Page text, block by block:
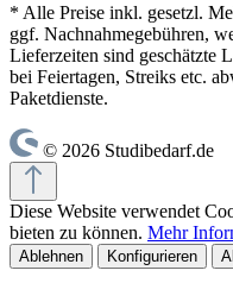
* Alle Preise inkl. gesetzl.
ggf. Nachnahmegebühren,
Lieferzeiten sind geschätzte
bei Feiertagen, Streiks etc.
Paketdienste.
© 2026 Studibedarf.de
Diese Website verwendet
bieten zu können. Mehr
Ablehnen Konfigurieren